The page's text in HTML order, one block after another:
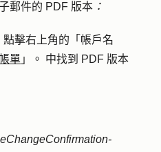
郵件的 PDF 版本 ：
擊右上角的「帳戶名
單 」。 中找到 PDF 版本